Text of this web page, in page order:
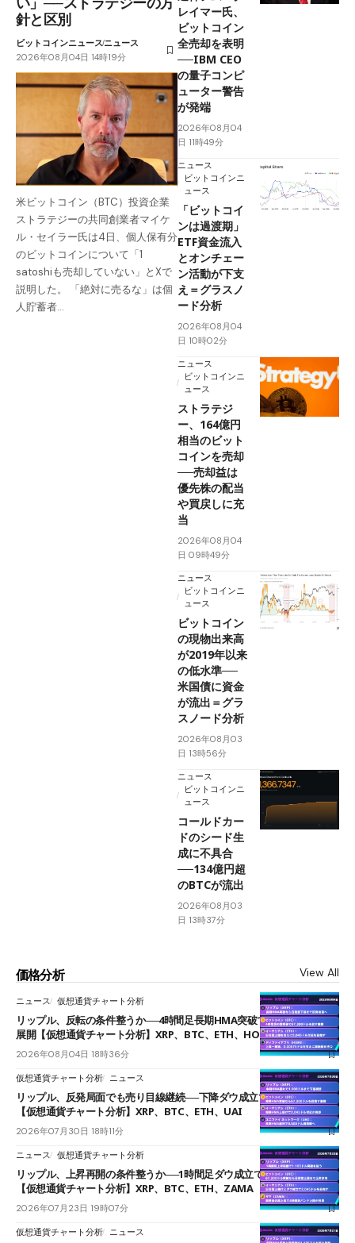
針と区別
ビットコインニュースニュース
2026年08月04日 14時19分
米ビットコイン（BTC）投資企業
ストラテジーの共同創業者マイケ
ル・セイラー氏は4日、個人保有分
のビットコインについて「1
satoshiも売却していない」とXで
説明した。 「絶対に売るな」は個
人貯蓄者…
レイマー氏、
ビットコイン
全売却を表明
──IBM CEO
の量子コンピ
ューター警告
が発端
2026年08月04
日 11時49分
ニュース
ビットコインニ
ュース
「ビットコイ
ンは過渡期」
ETF資金流入
とオンチェー
ン活動が下支
え＝グラスノ
ード分析
2026年08月04
日 10時02分
ニュース
ビットコインニ
ュース
ストラテジ
ー、164億円
相当のビット
コインを売却
──売却益は
優先株の配当
や買戻しに充
当
2026年08月04
日 09時49分
ニュース
ビットコインニ
ュース
ビットコイン
の現物出来高
が2019年以来
の低水準──
米国債に資金
が流出＝グラ
スノード分析
2026年08月03
日 13時56分
ニュース
ビットコインニ
ュース
コールドカー
ドのシード生
成に不具合
──134億円超
のBTCが流出
2026年08月03
日 13時37分
価格分析 View All
ニュース 仮想通貨チャート分析
リップル、反転の条件整うか──4時間足長期HMA突破で雲下端を目指す
展開【仮想通貨チャート分析】XRP、BTC、ETH、HOME
2026年08月04日 18時36分
仮想通貨チャート分析 ニュース
リップル、反発局面でも売り目線継続──下降ダウ成立で下値追う展開
【仮想通貨チャート分析】XRP、BTC、ETH、UAI
2026年07月30日 18時11分
ニュース 仮想通貨チャート分析
リップル、上昇再開の条件整うか──1時間足ダウ成立で1.185ドルを狙う
【仮想通貨チャート分析】XRP、BTC、ETH、ZAMA
2026年07月23日 19時07分
仮想通貨チャート分析 ニュース